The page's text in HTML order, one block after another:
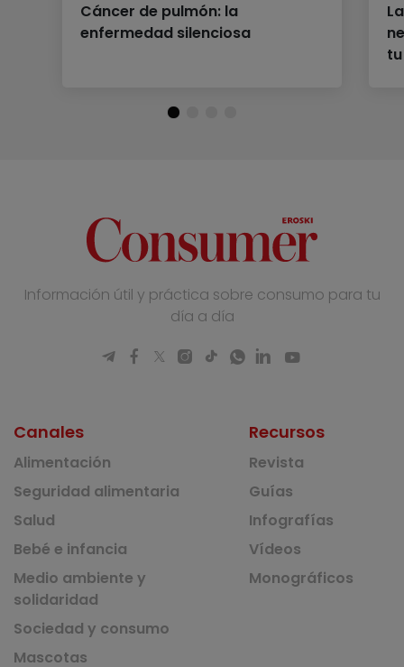
Cáncer de pulmón: la
enfermedad silenciosa
Información útil y práctica sobre consumo para tu
día a día
Canales
Alimentación
Seguridad alimentaria
Salud
Bebé e infancia
Medio ambiente y
solidaridad
Sociedad y consumo
Mascotas
Recursos
Revista
Guías
Infografías
Vídeos
Monográficos